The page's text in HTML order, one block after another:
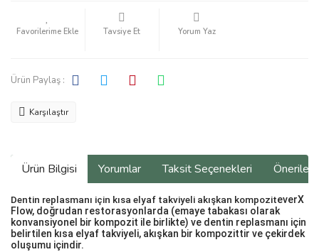
Tavsiye Et Yorum Yaz
Ürün Paylaş :
Karşılaştır
Ürün Bilgisi Yorumlar Taksit Seçenekleri
Dentin replasmanı için kısa elyaf takviyeli akışkan kompoziteverX
Flow, doğrudan restorasyonlarda (emaye tabakası olarak
konvansiyonel bir kompozit ile birlikte) ve dentin replasmanı için
belirtilen kısa elyaf takviyeli, akışkan bir kompozittir ve çekirdek
oluşumu içindir.